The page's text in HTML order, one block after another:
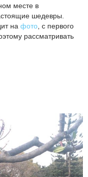
месте в
шедевры.
на фото , с первого
рассматривать